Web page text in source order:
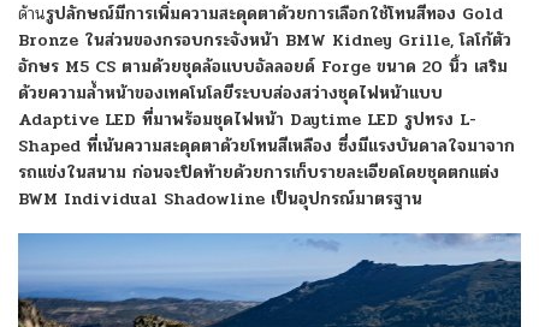
ด้านรูปลักษณ์มีการเพิ่มความสะดุดตาด้วยการเลือกใช้โทนสีทอง Gold
Bronze ในส่วนของกรอบกระจังหน้า BMW Kidney Grille, โลโก้ตัว
อักษร M5 CS ตามด้วยชุดล้อแบบอัลลอยด์ Forge ขนาด 20 นิ้ว เสริม
ด้วยความล้ำหน้าของเทคโนโลยีระบบส่องสว่างชุดไฟหน้าแบบ
Adaptive LED ที่มาพร้อมชุดไฟหน้า Daytime LED รูปทรง L-
Shaped ที่เน้นความสะดุดตาด้วยโทนสีเหลือง ซึ่งมีแรงบันดาลใจมาจาก
รถแข่งในสนาม ก่อนจะปิดท้ายด้วยการเก็บรายละเอียดโดยชุดตกแต่ง
BWM Individual Shadowline เป็นอุปกรณ์มาตรฐาน